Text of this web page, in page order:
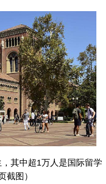
其中超1万人是国际留学
截图）